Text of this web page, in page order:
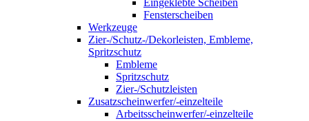
Eingeklebte Scheiben
Fensterscheiben
Werkzeuge
Zier-/Schutz-/Dekorleisten, Embleme,
Spritzschutz
Embleme
Spritzschutz
Zier-/Schutzleisten
Zusatzscheinwerfer/-einzelteile
Arbeitsscheinwerfer/-einzelteile